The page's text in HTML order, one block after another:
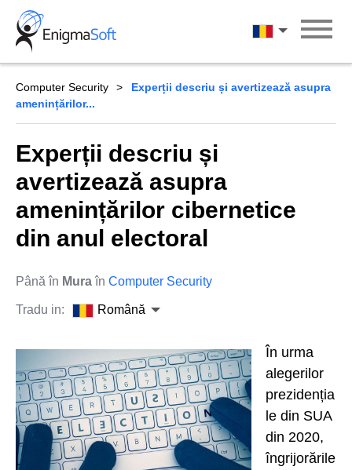
Skip
content
Română
Computer Security
Experții descriu și avertizează asupra
amenințărilor...
Experții descriu și
avertizează asupra
amenințărilor cibernetice
din anul electoral
Până în Muraîn Computer Security
Tradu in: Română
În urma
alegerilor
prezidenția
le din SUA
din 2020,
îngrijorările